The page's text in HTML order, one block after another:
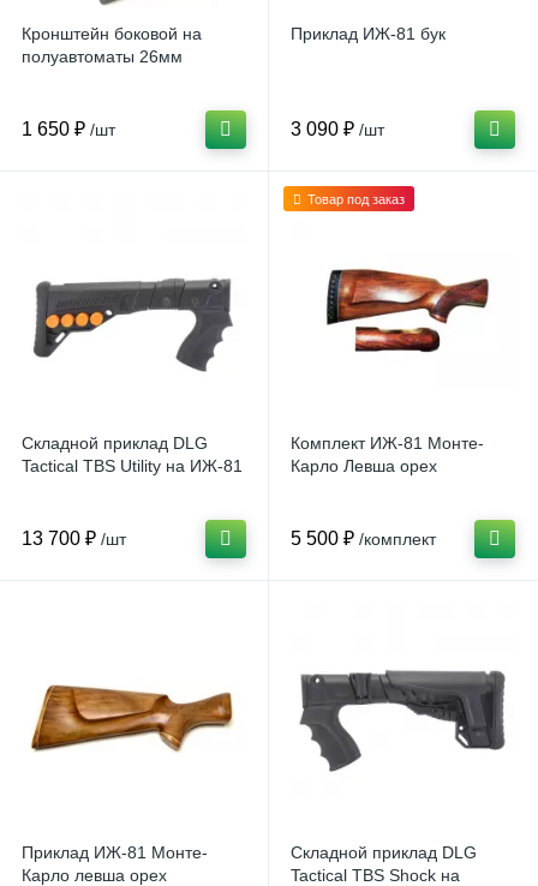
Кронштейн боковой на
полуавтоматы 26мм
1 650 ₽ /шт
Приклад ИЖ-81 бук
3 090 ₽ /шт
Складной приклад DLG
Tactical TBS Utility на ИЖ-81
13 700 ₽ /шт
Товар под заказ
Комплект ИЖ-81 Монте-
Карло Левша орех
5 500 ₽ /комплект
Приклад ИЖ-81 Монте-
Карло левша орех
Складной приклад DLG
Tactical TBS Shock на